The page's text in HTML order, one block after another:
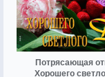
Потрясающая
Хорошего